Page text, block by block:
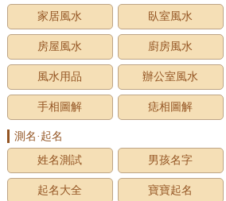
家居風水
臥室風水
房屋風水 廚房風水
風水用品 辦公室風水
手相圖解 痣相圖解
測名·起名
姓名測試
男孩名字
起名大全 寶寶起名